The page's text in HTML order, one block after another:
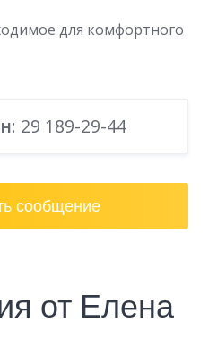
для комфортного
: 29 189-29-44
сообщение
от Елена